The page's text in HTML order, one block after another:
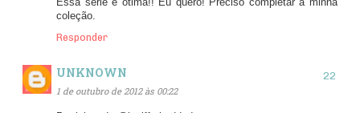
coleção.
Responder
UNKNOWN
1 de outubro de 2012 às 00:22